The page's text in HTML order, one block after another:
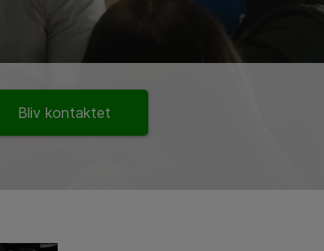
Bliv kontaktet